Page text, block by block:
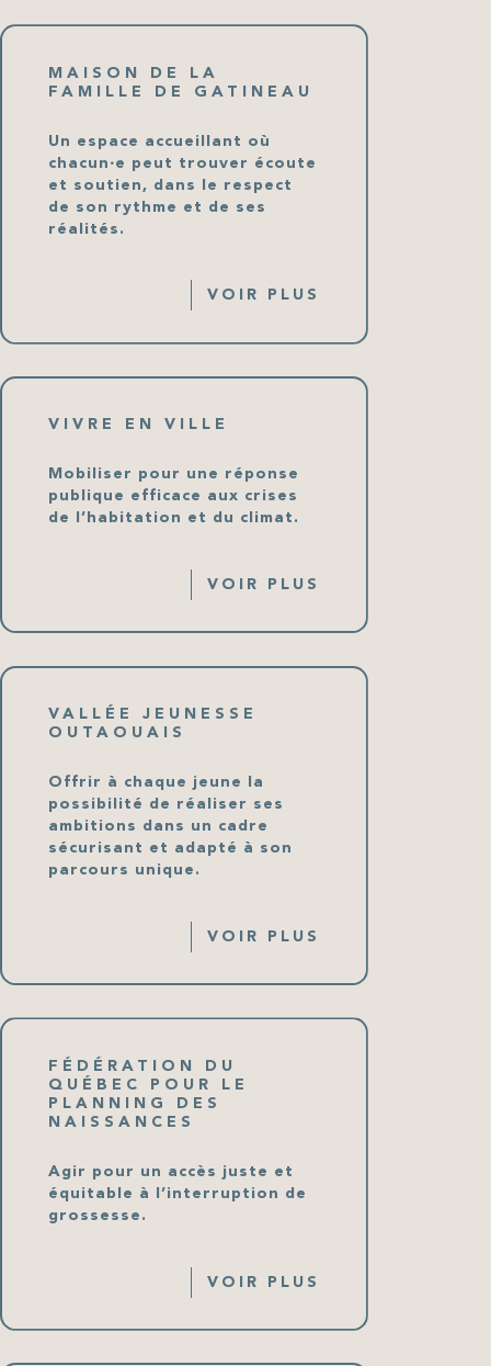
MAISON DE LA
FAMILLE DE GATINEAU
Un espace accueillant où
chacun∙e peut trouver écoute
et soutien, dans le respect
de son rythme et de ses
réalités.
VOIR PLUS
VIVRE EN VILLE
Mobiliser pour une réponse
publique efficace aux crises
de l’habitation et du climat.
VOIR PLUS
VALLÉE JEUNESSE
OUTAOUAIS
Offrir à chaque jeune la
possibilité de réaliser ses
ambitions dans un cadre
sécurisant et adapté à son
parcours unique.
VOIR PLUS
FÉDÉRATION DU
QUÉBEC POUR LE
PLANNING DES
NAISSANCES
Agir pour un accès juste et
équitable à l’interruption de
grossesse.
VOIR PLUS